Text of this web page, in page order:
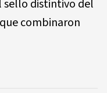
sello distintivo del
combinaron